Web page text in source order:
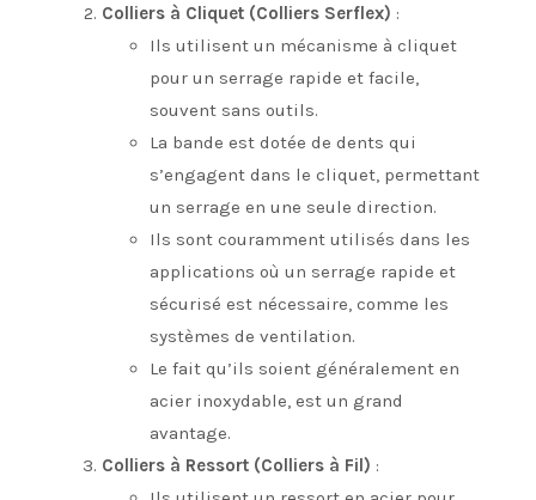
Colliers à Cliquet (Colliers Serflex) :
Ils utilisent un mécanisme à cliquet
pour un serrage rapide et facile,
souvent sans outils.
La bande est dotée de dents qui
s’engagent dans le cliquet, permettant
un serrage en une seule direction.
Ils sont couramment utilisés dans les
applications où un serrage rapide et
sécurisé est nécessaire, comme les
systèmes de ventilation.
Le fait qu’ils soient généralement en
acier inoxydable, est un grand
avantage.
Colliers à Ressort (Colliers à Fil) :